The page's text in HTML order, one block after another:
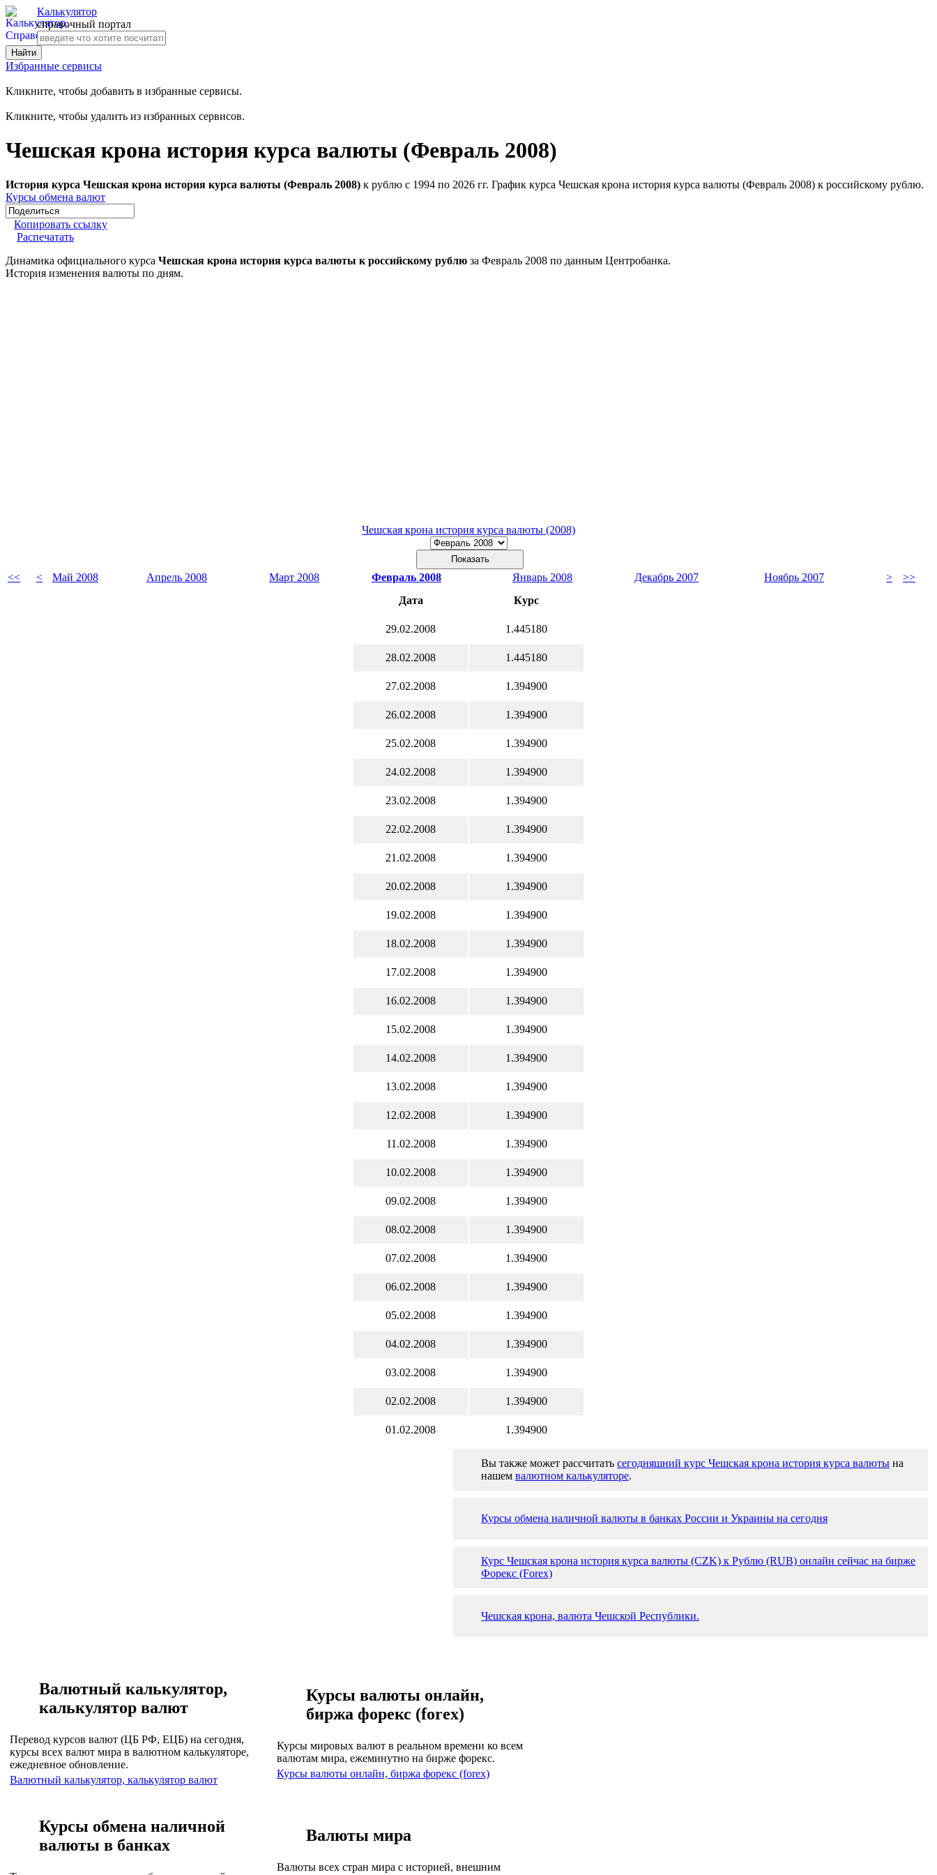
Калькулятор
справочный портал
Избранные сервисы
Кликните, чтобы добавить в избранные сервисы.
Кликните, чтобы удалить из избранных сервисов.
Чешская крона история курса валюты (Февраль 2008)
История курса Чешская крона история курса валюты (Февраль 2008) к рублю с 1994 по 2026 гг. График курса Чешская крона история курса валюты (Февраль 2008) к российскому рублю.
Курсы обмена валют
Копировать ссылку
Распечатать
Динамика официального курса Чешская крона история курса валюты к российскому рублю за Февраль 2008 по данным Центробанка.
История изменения валюты по дням.
Чешская крона история курса валюты (2008)
<< < Май 2008 Апрель 2008 Март 2008 Февраль 2008 Январь 2008 Декабрь 2007 Ноябрь 2007 >
>>
Дата
Курс
29.02.2008 1.445180
28.02.2008 1.445180
27.02.2008 1.394900
26.02.2008 1.394900
25.02.2008 1.394900
24.02.2008 1.394900
23.02.2008 1.394900
22.02.2008 1.394900
21.02.2008 1.394900
20.02.2008 1.394900
19.02.2008 1.394900
18.02.2008 1.394900
17.02.2008 1.394900
16.02.2008 1.394900
15.02.2008 1.394900
14.02.2008 1.394900
13.02.2008 1.394900
12.02.2008 1.394900
11.02.2008 1.394900
10.02.2008 1.394900
09.02.2008 1.394900
08.02.2008 1.394900
07.02.2008 1.394900
06.02.2008 1.394900
05.02.2008 1.394900
04.02.2008 1.394900
03.02.2008 1.394900
02.02.2008 1.394900
01.02.2008 1.394900
Вы также может рассчитать сегодняшний курс Чешская крона история курса валюты на
нашем валютном калькуляторе.
Курсы обмена наличной валюты в банках России и Украины на сегодня
Курс Чешская крона история курса валюты (CZK) к Рублю (RUB) онлайн сейчас на бирже
Форекс (Forex)
Чешская крона, валюта Чешской Республики.
Валютный калькулятор,
калькулятор валют
Перевод курсов валют (ЦБ РФ, ЕЦБ) на сегодня,
курсы всех валют мира в валютном калькуляторе,
ежедневное обновление.
Валютный калькулятор, калькулятор валют
Курсы валюты онлайн,
биржа форекс (forex)
Курсы мировых валют в реальном времени ко всем
валютам мира, ежеминутно на бирже форекс.
Курсы валюты онлайн, биржа форекс (forex)
Курсы обмена наличной
валюты в банках
Валюты мира
Валюты всех стран мира с историей, внешним